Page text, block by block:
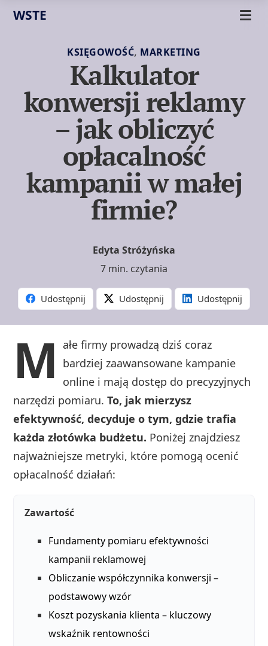
WSTE
KSIĘGOWOŚĆ, MARKETING
Kalkulator
konwersji reklamy
– jak obliczyć
opłacalność
kampanii w małej
firmie?
Edyta Stróżyńska
7 min. czytania
Udostępnij Udostępnij Udostępnij
M
ałe firmy prowadzą dziś coraz
bardziej zaawansowane kampanie
online i mają dostęp do precyzyjnych
narzędzi pomiaru.To, jak mierzysz
efektywność, decyduje o tym, gdzie trafia
każda złotówka budżetu. Poniżej znajdziesz
najważniejsze metryki, które pomogą ocenić
opłacalność działań:
Zawartość
Fundamenty pomiaru efektywności
kampanii reklamowej
Obliczanie współczynnika konwersji –
podstawowy wzór
Koszt pozyskania klienta – kluczowy
wskaźnik rentowności